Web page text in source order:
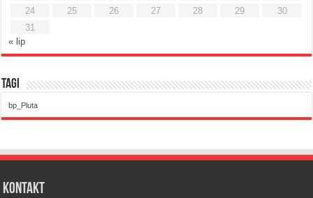
24
25 26 27 28 29
30
31
« lip
Tagi
bp_Pluta
Kontakt